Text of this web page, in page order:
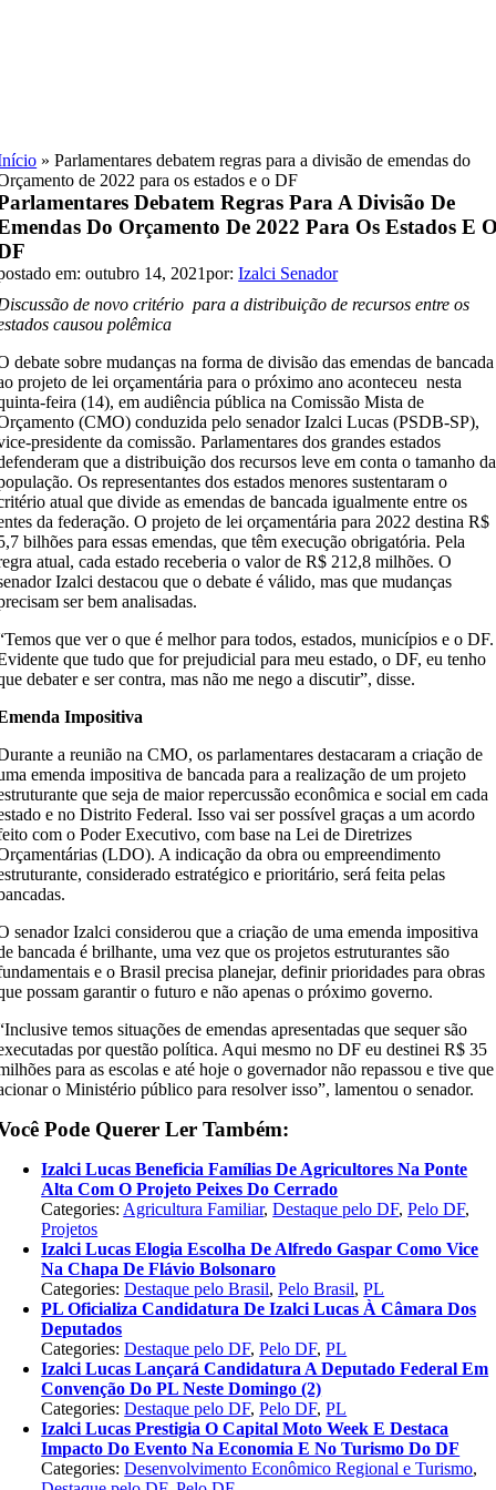
»Parlamentares debatem regras para a divisão de emendas do
de 2022 para os estados e o DF
Debatem Regras Para A Divisão De
Do Orçamento De 2022 Para Os Estados E
em: outubro 14, 2021por:Izalci Senador
de novo critério para a distribuição de recursos entre os
causou polêmica
debate sobre mudanças na forma de divisão das emendas de bancada
projeto de lei orçamentária para o próximo ano aconteceu nesta
feira (14), em audiência pública na Comissão Mista de
(CMO) conduzida pelo senador Izalci Lucas (PSDB-SP),
presidente da comissão. Parlamentares dos grandes estados
que a distribuição dos recursos leve em conta o tamanho da
Os representantes dos estados menores sustentaram o
atual que divide as emendas de bancada igualmente entre os
da federação. O projeto de lei orçamentária para 2022 destina R$
bilhões para essas emendas, que têm execução obrigatória. Pela
atual, cada estado receberia o valor de R$ 212,8 milhões. O
Izalci destacou que o debate é válido, mas que mudanças
ser bem analisadas.
que ver o que é melhor para todos, estados, municípios e o DF.
que tudo que for prejudicial para meu estado, o DF, eu tenho
debater e ser contra, mas não me nego a discutir”, disse.
Impositiva
a reunião na CMO, os parlamentares destacaram a criação de
emenda impositiva de bancada para a realização de um projeto
que seja de maior repercussão econômica e social em cada
e no Distrito Federal. Isso vai ser possível graças a um acordo
com o Poder Executivo, com base na Lei de Diretrizes
(LDO). A indicação da obra ou empreendimento
considerado estratégico e prioritário, será feita pelas
senador Izalci considerou que a criação de uma emenda impositiva
bancada é brilhante, uma vez que os projetos estruturantes são
e o Brasil precisa planejar, definir prioridades para obras
possam garantir o futuro e não apenas o próximo governo.
temos situações de emendas apresentadas que sequer são
por questão política. Aqui mesmo no DF eu destinei R$ 35
para as escolas e até hoje o governador não repassou e tive que
o Ministério público para resolver isso”, lamentou o senador.
Pode Querer Ler Também:
Izalci Lucas Beneficia Famílias De Agricultores Na Ponte
Alta Com O Projeto Peixes Do Cerrado
Categories: Agricultura Familiar,Destaque pelo DF,Pelo DF,
Projetos
Izalci Lucas Elogia Escolha De Alfredo Gaspar Como Vice
Na Chapa De Flávio Bolsonaro
Categories:Destaque pelo Brasil,Pelo Brasil,PL
PL Oficializa Candidatura De Izalci Lucas À Câmara Dos
Deputados
Categories:Destaque pelo DF,Pelo DF,PL
Izalci Lucas Lançará Candidatura A Deputado Federal Em
Convenção Do PL Neste Domingo (2)
Categories:Destaque pelo DF,Pelo DF,PL
Izalci Lucas Prestigia O Capital Moto Week E Destaca
Impacto Do Evento Na Economia E No Turismo Do DF
Categories:Desenvolvimento Econômico Regional e Turismo,